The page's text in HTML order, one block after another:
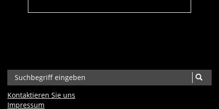
Kontaktieren Sie uns
Impressum